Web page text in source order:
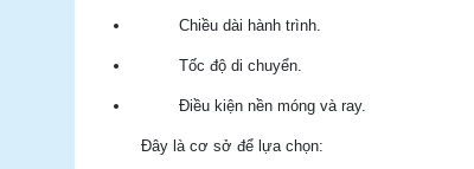
Chiều dài hành trình.
Tốc độ di chuyển.
Điều kiện nền móng và ray.
Đây là cơ sở để lựa chọn: